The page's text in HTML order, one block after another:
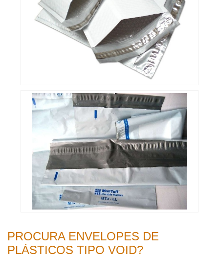
PROCURA ENVELOPES DE
PLÁSTICOS TIPO VOID?